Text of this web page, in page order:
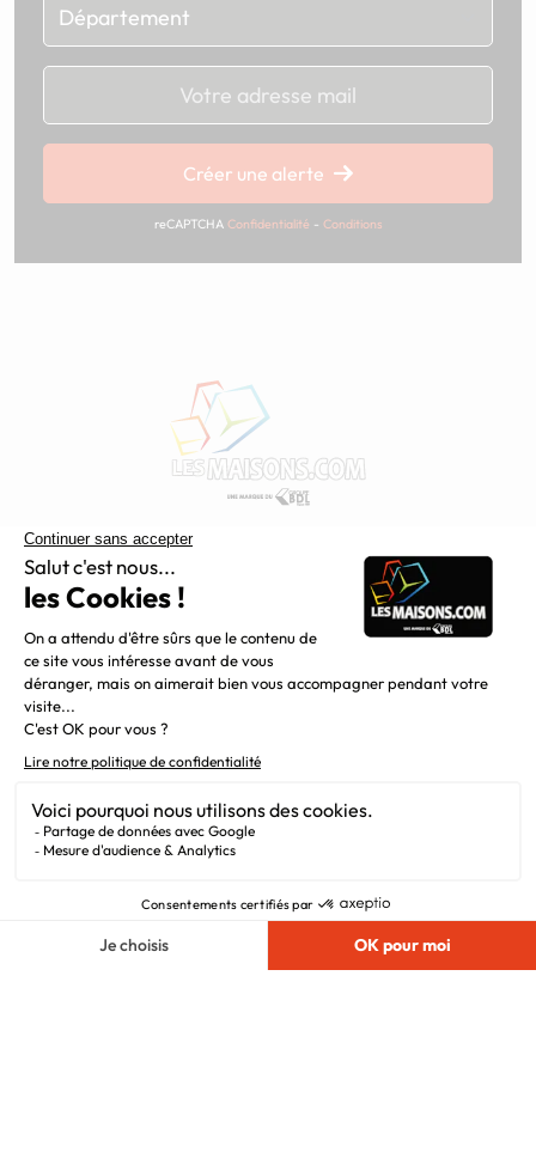
Chargement...
Créer une alerte
reCAPTCHA Confidentialité - Conditions
Constructeur de maisons individuelles, Maisons.com est une
filiale du Groupe BDL, leader de la construction dans le
grand nord de la France.
Liens utiles
Newsletter
Mentions légales
Plan du site